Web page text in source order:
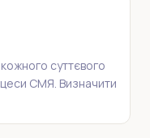
суттєвого
СМЯ. Визначити